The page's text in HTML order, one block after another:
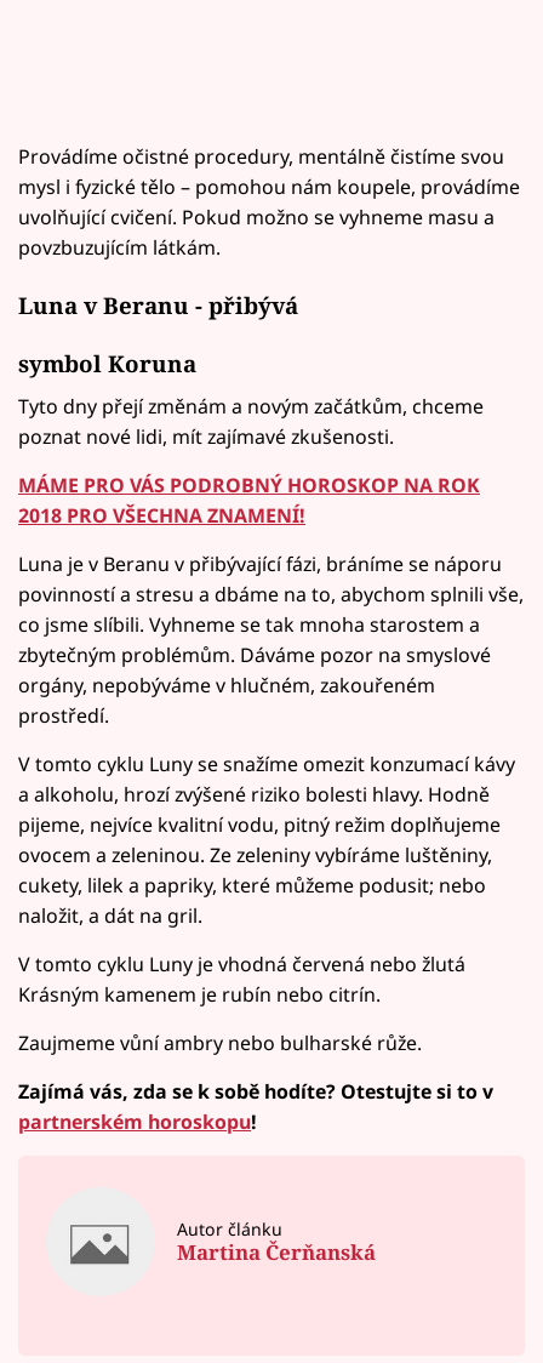
Provádíme očistné procedury, mentálně čistíme svou
mysl i fyzické tělo – pomohou nám koupele, provádíme
uvolňující cvičení. Pokud možno se vyhneme masu a
povzbuzujícím látkám.
Luna v Beranu - přibývá
symbol Koruna
Tyto dny přejí změnám a novým začátkům, chceme
poznat nové lidi, mít zajímavé zkušenosti.
MÁME PRO VÁS PODROBNÝ HOROSKOP NA ROK
2018 PRO VŠECHNA ZNAMENÍ!
Luna je v Beranu v přibývající fázi, bráníme se náporu
povinností a stresu a dbáme na to, abychom splnili vše,
co jsme slíbili. Vyhneme se tak mnoha starostem a
zbytečným problémům. Dáváme pozor na smyslové
orgány, nepobýváme v hlučném, zakouřeném
prostředí.
V tomto cyklu Luny se snažíme omezit konzumací kávy
a alkoholu, hrozí zvýšené riziko bolesti hlavy. Hodně
pijeme, nejvíce kvalitní vodu, pitný režim doplňujeme
ovocem a zeleninou. Ze zeleniny vybíráme luštěniny,
cukety, lilek a papriky, které můžeme podusit; nebo
naložit, a dát na gril.
V tomto cyklu Luny je vhodná červená nebo žlutá
Krásným kamenem je rubín nebo citrín.
Zaujmeme vůní ambry nebo bulharské růže.
Zajímá vás, zda se k sobě hodíte? Otestujte si to v
partnerském horoskopu!
Autor článku
Martina Čerňanská